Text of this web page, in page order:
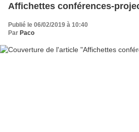
Affichettes conférences-
Publié le 06/02/2019 à 10:40
Par Paco